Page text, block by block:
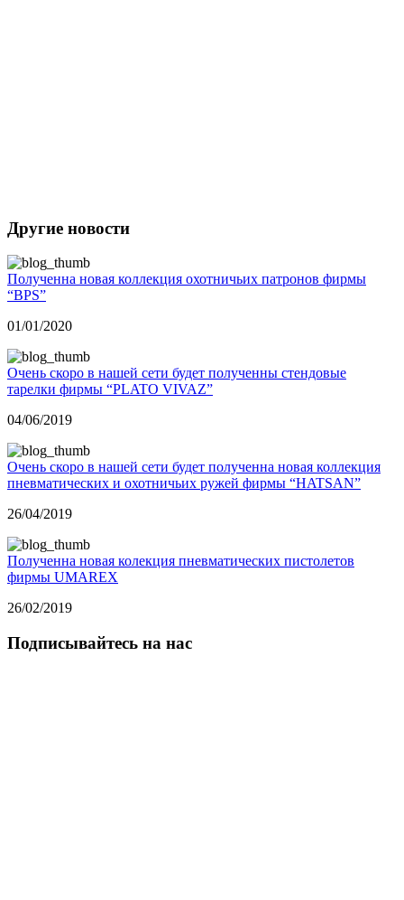
Другие новости
Полученна новая коллекция охотничьих патронов фирмы
“BPS”
01/01/2020
Очень скоро в нашей сети будет полученны стендовые
тарелки фирмы “PLATO VIVAZ”
04/06/2019
Очень скоро в нашей сети будет полученна новая коллекция
пневматических и охотничьих ружей фирмы “HATSAN”
26/04/2019
Полученна новая колекция пневматических пистолетов
фирмы UMAREX
26/02/2019
Подписывайтесь на нас